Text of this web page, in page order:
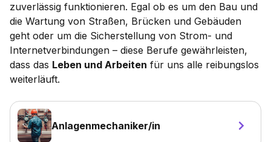
zuverlässig funktionieren. Egal ob es um den Bau und
die Wartung von Straßen, Brücken und Gebäuden
geht oder um die Sicherstellung von Strom- und
Internetverbindungen – diese Berufe gewährleisten,
dass das Leben und Arbeiten für uns alle reibungslos
weiterläuft.
Anlagenmechaniker/in